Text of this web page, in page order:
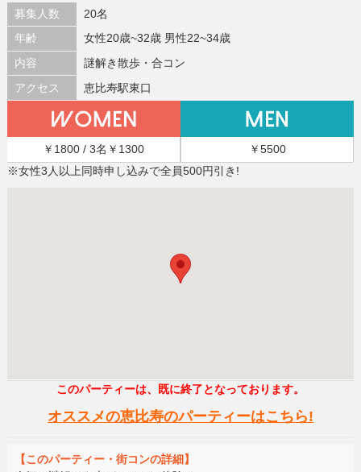
募集人数
20名
年齢
女性20歳~32歳 男性22~34歳
内容
謎解き散歩・合コン
アクセス
恵比寿駅東口
￥1800 / 3名￥1300
￥5500
※女性3人以上同時申し込みで全員500円引き!
このパーティーは、既に終了となっております。
オススメの恵比寿のパーティーはこちら!
【このパーティー・街コンの詳細】